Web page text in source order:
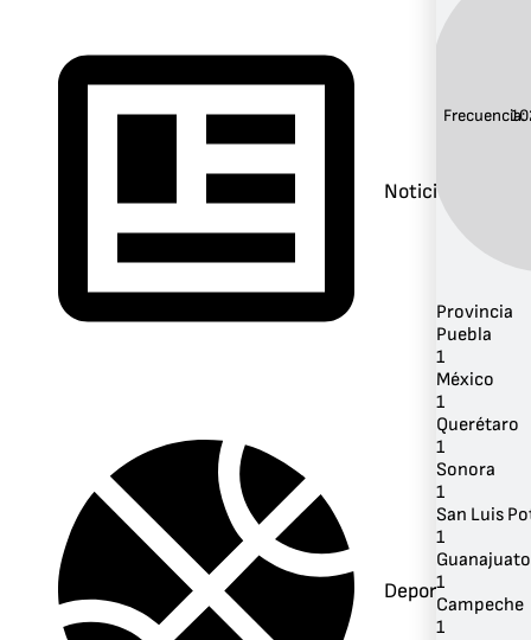
Noticias
Deportes
Frecuencia:
Provincia
Puebla
1
México
1
Querétaro
1
Sonora
1
San Luis
1
Guanajuato
1
Campeche
1